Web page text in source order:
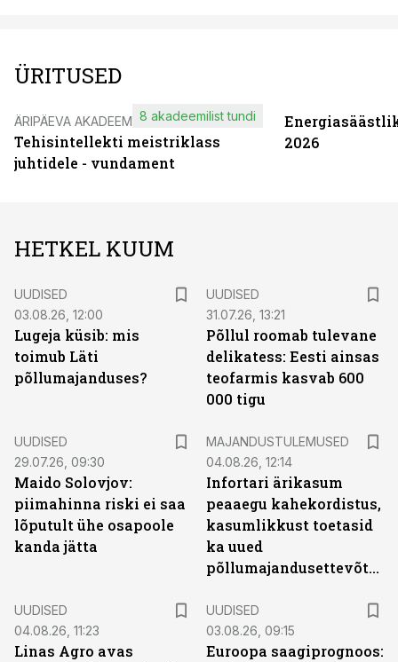
ÜRITUSED
ÄRIPÄEVA AKADEEMIA
Tehisintellekti meistriklass
juhtidele - vundament
8 akadeemilist tundi
2026
HETKEL KUUM
UUDISED
03.08.26, 12:00
Lugeja küsib: mis
toimub Läti
põllumajanduses?
UUDISED
31.07.26, 13:21
Põllul roomab tulevane
delikatess: Eesti ainsas
teofarmis kasvab 600
000 tigu
UUDISED
29.07.26, 09:30
Maido Solovjov:
piimahinna riski ei saa
lõputult ühe osapoole
kanda jätta
MAJANDUSTULEMUSED
04.08.26, 12:14
Infortari ärikasum
peaaegu kahekordistus,
kasumlikkust toetasid
ka uued
põllumajandusettevõtted
UUDISED
04.08.26, 11:23
Linas Agro avas
UUDISED
03.08.26, 09:15
Euroopa saagiprognoos: